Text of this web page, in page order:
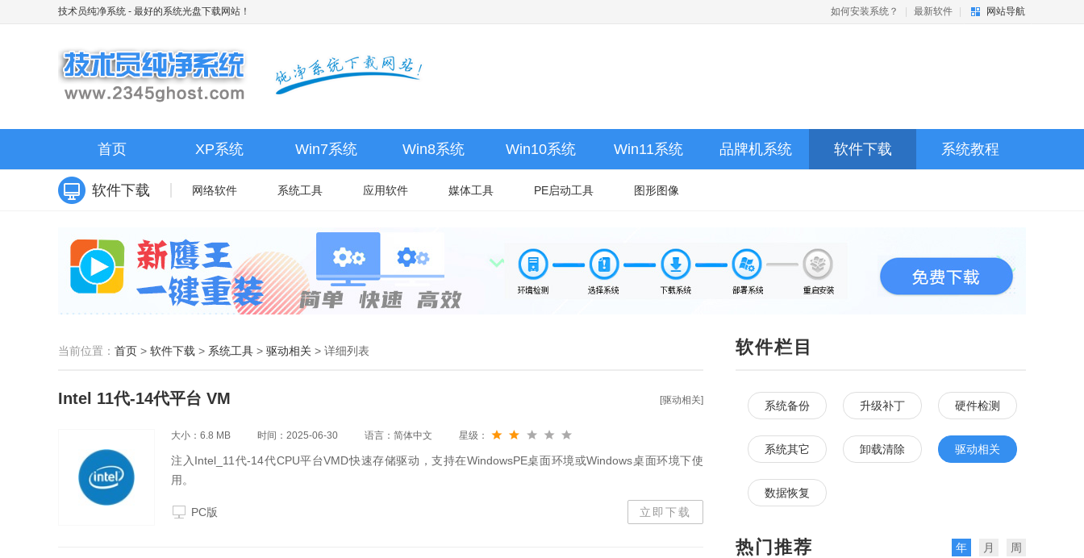
技术员纯净系统 - 最好的系统光盘下载网站！ 如何安装系统？ 最新软件 网站导航
首页 XP系统 Win7系统 Win8系统 Win10系统 Win11系统 品牌机系统 软件下载 系统教程
软件下载 网络软件 系统工具 应用软件 媒体工具 PE启动工具 图形图像
当前位置： 首页 > 软件下载 > 系统工具 > 驱动相关 > 详细列表
[驱动相关]
Intel 11代-14代平台 VM
大小：6.8 MB 时间：2025-06-30 语言：简体中文 星级：
注入Intel_11代-14代CPU平台VMD快速存储驱动，支持在WindowsPE桌面环境或Windows桌面环境下使
用。
PC版 立即下载
软件栏目
系统备份 升级补丁 硬件检测
系统其它 卸载清除 驱动相关
数据恢复
热门推荐 年 月 周